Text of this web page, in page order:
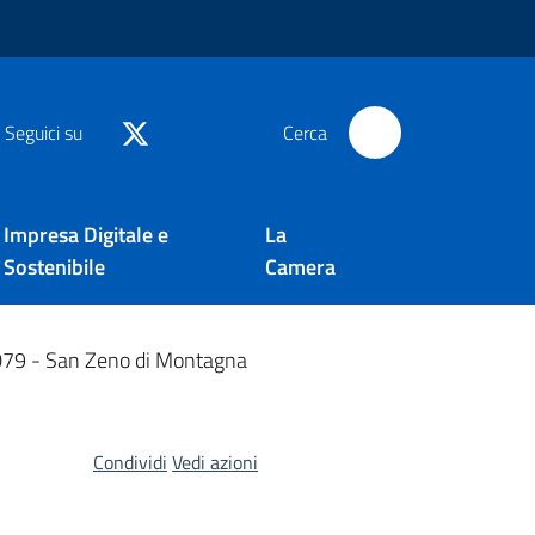
Seguici su Cerca
Impresa Digitale e
Sostenibile
La
Camera
- San Zeno di Montagna
Condividi Vedi azioni